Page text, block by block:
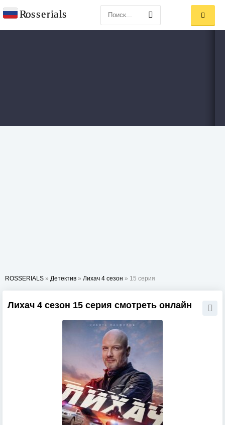
ROSSERIALS » Детектив » Лихач 4 сезон » 15 серия
Лихач 4 сезон 15 серия смотреть онлайн